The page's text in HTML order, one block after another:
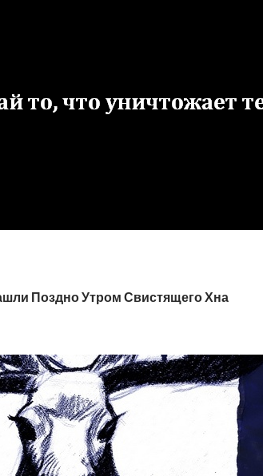
Поздно Утром Свистящего Хна